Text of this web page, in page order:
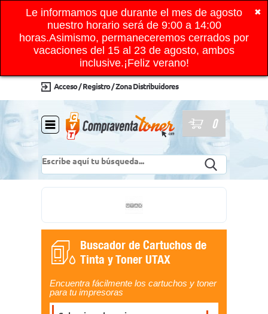
✖
Le informamos que durante el mes de agosto
nuestro horario será de 9:00 a 14:00
horas.Asimismo, permaneceremos cerrados por
vacaciones del 15 al 23 de agosto, ambos
inclusive.¡Feliz verano!
Acceso / Registro / Zona Distribuidores
0
Buscador de Cartuchos de
Tinta y Toner UTAX
Encuentra fácilmente los cartuchos y toner
para tu impresoras